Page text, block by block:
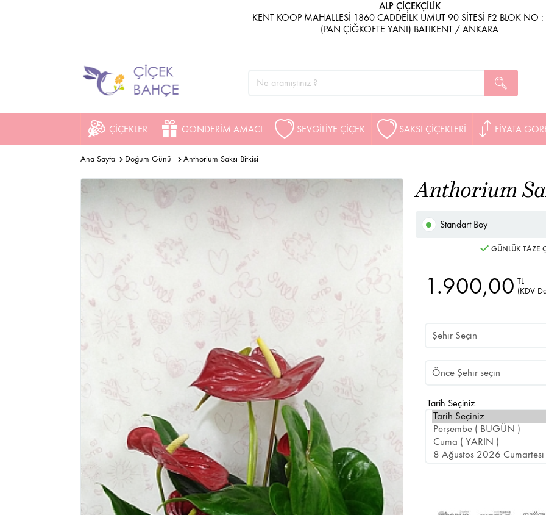
ALP ÇİÇEKÇİLİK
KENT KOOP MAHALLESİ 1860 CADDEİLK UMUT 90 SİTESİ F2 BLOK NO
(PAN ÇİĞKÖFTE YANI) BATIKENT / ANKARA
ÇİÇEKLER GÖNDERİM AMACI SEVGİLİYE ÇİÇEK SAKSI ÇİÇEKLERİ FİYATA
Ana Sayfa Doğum Günü Anthorium Saksı Bitkisi
Anthorium
Standart Boy
GÜNLÜK TAZE
1.900,00 TL
(KDV
Tarih Seçiniz.